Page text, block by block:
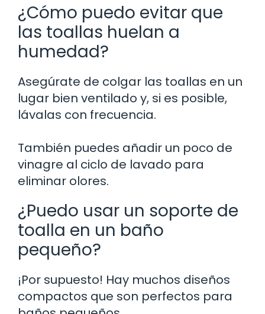
¿Cómo puedo evitar que
las toallas huelan a
humedad?
Asegúrate de colgar las toallas en un
lugar bien ventilado y, si es posible,
lávalas con frecuencia.
También puedes añadir un poco de
vinagre al ciclo de lavado para
eliminar olores.
¿Puedo usar un soporte de
toalla en un baño
pequeño?
¡Por supuesto! Hay muchos diseños
compactos que son perfectos para